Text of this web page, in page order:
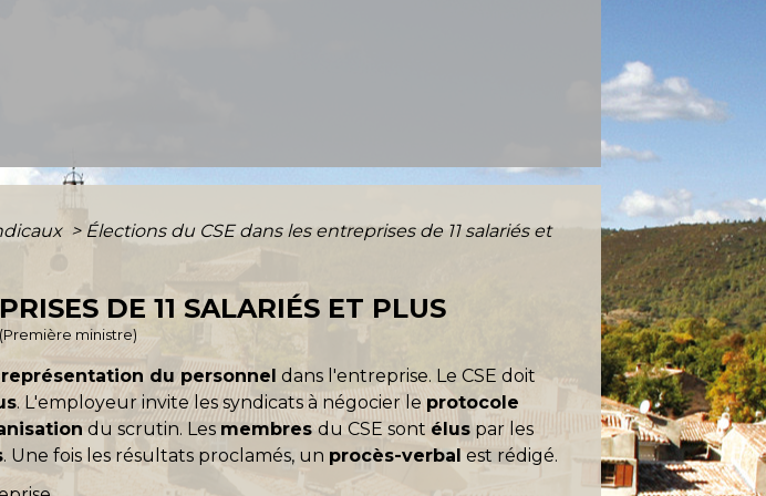
> Élections du CSE dans les entreprises de 11 salariés et
DE 11 SALARIÉS ET PLUS
ministre)
du personnel dans l'entreprise. Le CSE doit
. L'employeur invite les syndicats à négocier le protocole
du scrutin. Les membresdu CSE sont élus par les
. Une fois les résultats proclamés, un procès-verbal est rédigé.